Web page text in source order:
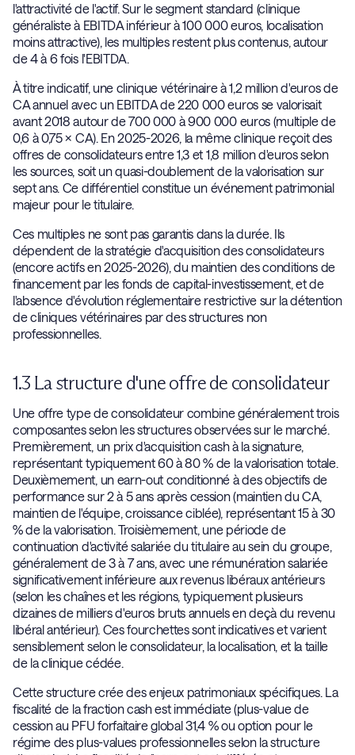
l'attractivité de l'actif. Sur le segment standard (clinique
généraliste à EBITDA inférieur à 100 000 euros, localisation
moins attractive), les multiples restent plus contenus, autour
de 4 à 6 fois l'EBITDA.
À titre indicatif, une clinique vétérinaire à 1,2 million d'euros de
CA annuel avec un EBITDA de 220 000 euros se valorisait
avant 2018 autour de 700 000 à 900 000 euros (multiple de
0,6 à 0,75 × CA). En 2025-2026, la même clinique reçoit des
offres de consolidateurs entre 1,3 et 1,8 million d'euros selon
les sources, soit un quasi-doublement de la valorisation sur
sept ans. Ce différentiel constitue un événement patrimonial
majeur pour le titulaire.
Ces multiples ne sont pas garantis dans la durée. Ils
dépendent de la stratégie d'acquisition des consolidateurs
(encore actifs en 2025-2026), du maintien des conditions de
financement par les fonds de capital-investissement, et de
l'absence d'évolution réglementaire restrictive sur la détention
de cliniques vétérinaires par des structures non
professionnelles.
1.3 La structure d'une offre de consolidateur
Une offre type de consolidateur combine généralement trois
composantes selon les structures observées sur le marché.
Premièrement, un prix d'acquisition cash à la signature,
représentant typiquement 60 à 80 % de la valorisation totale.
Deuxièmement, un earn-out conditionné à des objectifs de
performance sur 2 à 5 ans après cession (maintien du CA,
maintien de l'équipe, croissance ciblée), représentant 15 à 30
% de la valorisation. Troisièmement, une période de
continuation d'activité salariée du titulaire au sein du groupe,
généralement de 3 à 7 ans, avec une rémunération salariée
significativement inférieure aux revenus libéraux antérieurs
(selon les chaînes et les régions, typiquement plusieurs
dizaines de milliers d'euros bruts annuels en deçà du revenu
libéral antérieur). Ces fourchettes sont indicatives et varient
sensiblement selon le consolidateur, la localisation, et la taille
de la clinique cédée.
Cette structure crée des enjeux patrimoniaux spécifiques. La
fiscalité de la fraction cash est immédiate (plus-value de
cession au PFU forfaitaire global 31,4 % ou option pour le
régime des plus-values professionnelles selon la structure